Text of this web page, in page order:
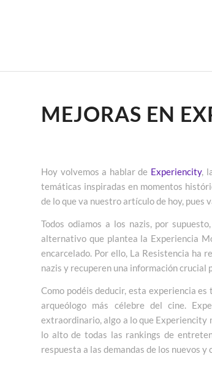
MEJORAS EN
Hoy volvemos a hablar de Experiencity,
temáticas inspiradas en momentos
de lo que va nuestro artículo de hoy, pues
Todos odiamos a los nazis, por
alternativo que plantea la Experiencia
encarcelado. Por ello, La Resistencia ha
nazis y recuperen una información crucial
Como podéis deducir, esta experiencia
arqueólogo más célebre del cine.
extraordinario, algo a lo que Experiencity
lo alto de todas las rankings de
respuesta a las demandas de los nuevos y